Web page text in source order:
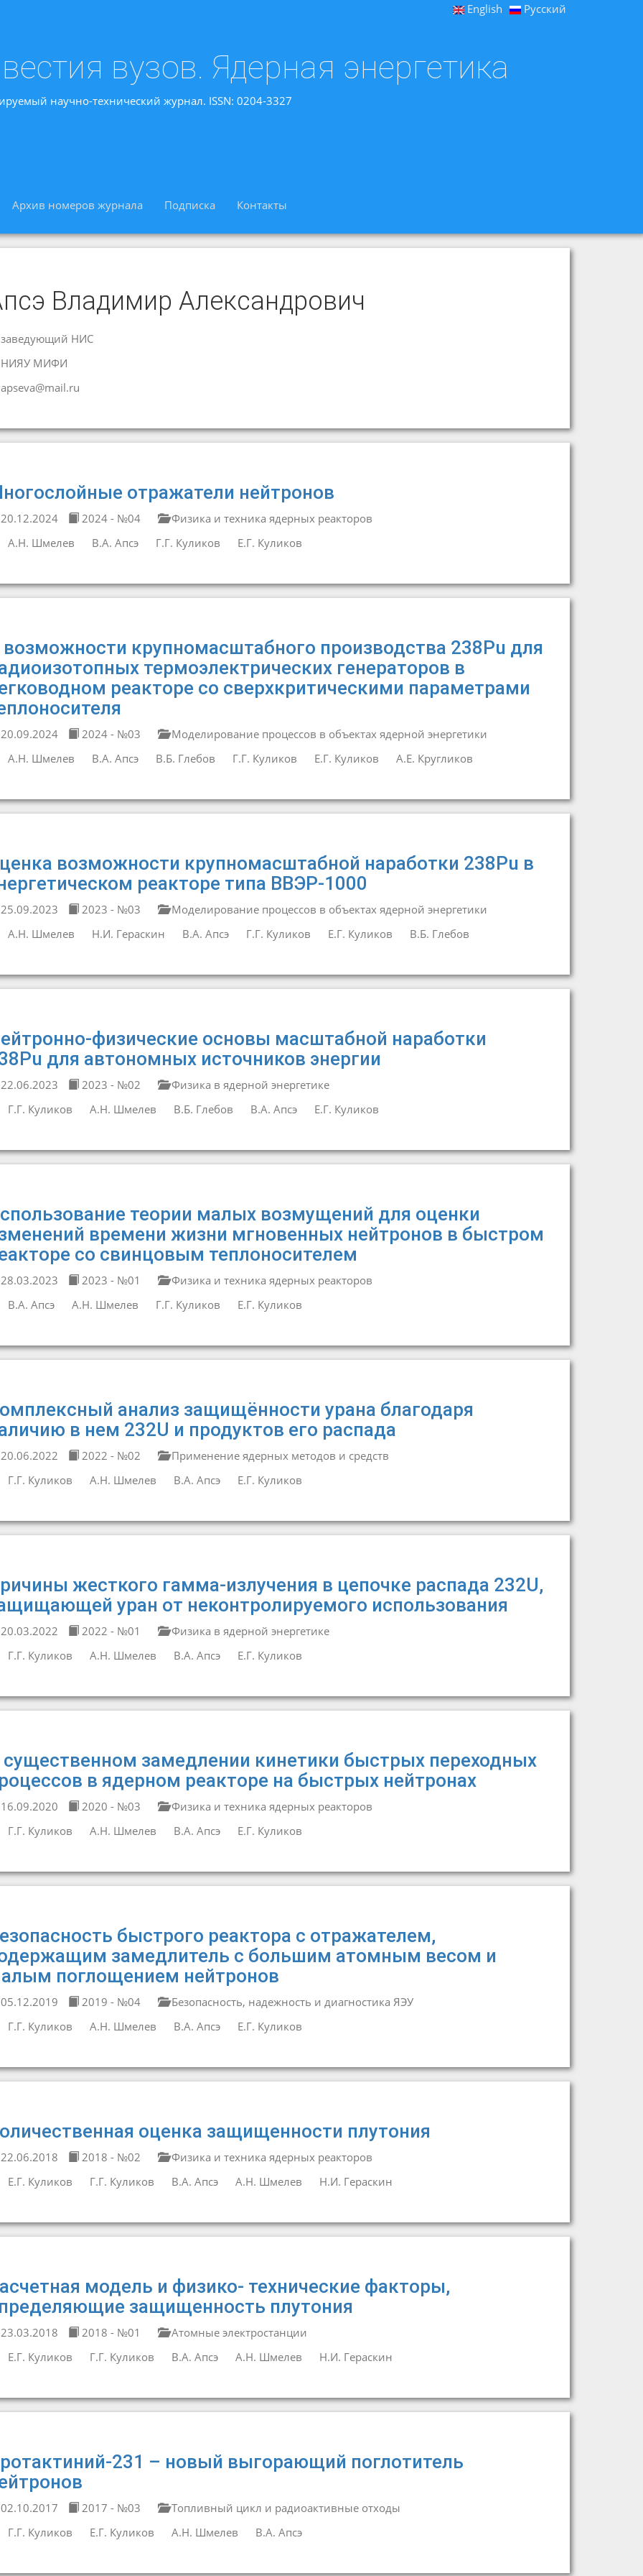
English Русский
вузов. Ядерная энергетика
научно-технический журнал. ISSN: 0204-3327
Архив номеров журнала Подписка Контакты
Владимир Александрович
НИС
НИЯУ МИФИ
apseva@mail.ru
отражатели нейтронов
2024 - №04
Физика и техника ядерных реакторов
А.Н. Шмелев
В.А. Апсэ Г.Г. Куликов Е.Г. Куликов
крупномасштабного производства 238Pu для
термоэлектрических генераторов в
реакторе со сверхкритическими параметрами
2024 - №03
Моделирование процессов в объектах ядерной энергетики
А.Н. Шмелев
В.А. Апсэ В.Б. Глебов Г.Г. Куликов Е.Г. Куликов А.Е. Кругликов
возможности крупномасштабной наработки 238Pu в
реакторе типа ВВЭР-1000
2023 - №03
Моделирование процессов в объектах ядерной энергетики
А.Н. Шмелев
Н.И. Гераскин В.А. Апсэ Г.Г. Куликов Е.Г. Куликов В.Б. Глебов
физические основы масштабной наработки
для автономных источников энергии
2023 - №02
Физика в ядерной энергетике
Г.Г. Куликов
А.Н. Шмелев В.Б. Глебов В.А. Апсэ Е.Г. Куликов
теории малых возмущений для оценки
времени жизни мгновенных нейтронов в быстром
со свинцовым теплоносителем
2023 - №01
Физика и техника ядерных реакторов
В.А. Апсэ
А.Н. Шмелев Г.Г. Куликов Е.Г. Куликов
анализ защищённости урана благодаря
в нем 232U и продуктов его распада
2022 - №02
Применение ядерных методов и средств
Г.Г. Куликов
А.Н. Шмелев В.А. Апсэ Е.Г. Куликов
жесткого гамма-излучения в цепочке распада 232U,
уран от неконтролируемого использования
2022 - №01
Физика в ядерной энергетике
Г.Г. Куликов
А.Н. Шмелев В.А. Апсэ Е.Г. Куликов
замедлении кинетики быстрых переходных
в ядерном реакторе на быстрых нейтронах
2020 - №03
Физика и техника ядерных реакторов
Г.Г. Куликов
А.Н. Шмелев В.А. Апсэ Е.Г. Куликов
быстрого реактора с отражателем,
замедлитель с большим атомным весом и
поглощением нейтронов
2019 - №04
Безопасность, надежность и диагностика ЯЭУ
Г.Г. Куликов
А.Н. Шмелев В.А. Апсэ Е.Г. Куликов
оценка защищенности плутония
2018 - №02
Физика и техника ядерных реакторов
Е.Г. Куликов
Г.Г. Куликов В.А. Апсэ А.Н. Шмелев Н.И. Гераскин
модель и физико- технические факторы,
защищенность плутония
2018 - №01
Атомные электростанции
Е.Г. Куликов
Г.Г. Куликов В.А. Апсэ А.Н. Шмелев Н.И. Гераскин
231 – новый выгорающий поглотитель
2017 - №03
Топливный цикл и радиоактивные отходы
Г.Г. Куликов
Е.Г. Куликов А.Н. Шмелев В.А. Апсэ